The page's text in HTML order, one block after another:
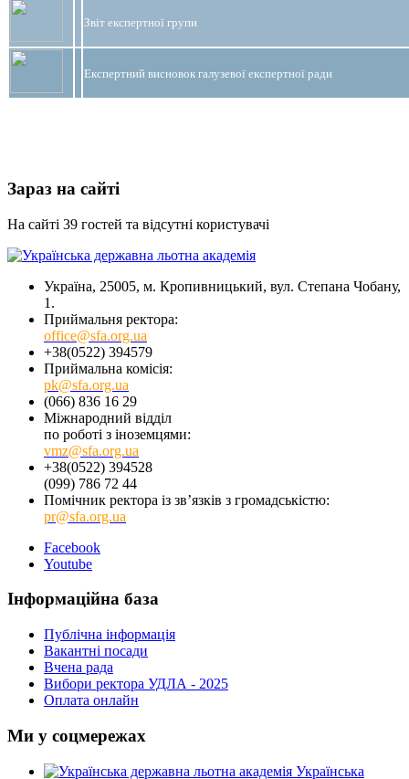
Звіт експертної групи
Експертний висновок галузевої експертної ради
Зараз на сайті
На сайті 39 гостей та відсутні користувачі
Україна, 25005, м. Кропивницький, вул. Степана Чобану,
1.
Приймальня ректора:
office@sfa.org.ua
+38(0522) 394579
Приймальна комісія:
pk@sfa.org.ua
(066) 836 16 29
Міжнародний відділ
по роботі з іноземцями:
vmz@sfa.org.ua
+38(0522) 394528
(099) 786 72 44
Помічник ректора із зв’язків з громадськістю:
pr@sfa.org.ua
Facebook
Youtube
Інформаційна база
Публічна інформація
Вакантні посади
Вчена рада
Вибори ректора УДЛА - 2025
Оплата онлайн
Ми у соцмережах
Українська